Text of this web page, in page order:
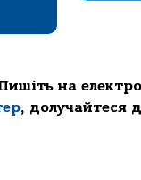
на
, долучайтеся